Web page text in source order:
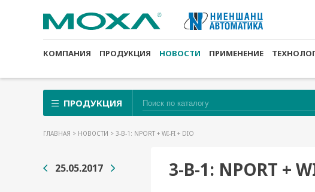
КОМПАНИЯ ПРОДУКЦИЯ НОВОСТИ ПРИМЕНЕНИЕ
ПРОДУКЦИЯ
ГЛАВНАЯ > НОВОСТИ > 3-В-1: NPORT + WI-FI + DIO
25.05.2017 3-В-1: NPORT +